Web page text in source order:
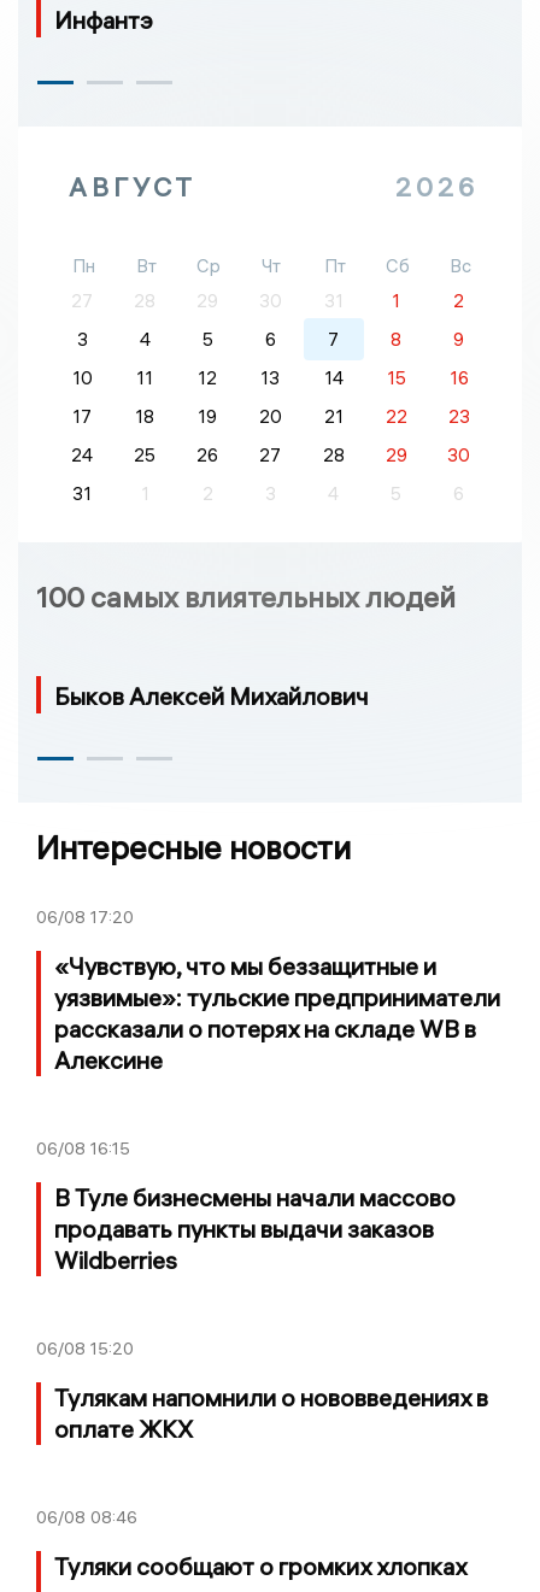
Инфантэ
АВГУСТ 2026
Пн Вт Ср Чт Пт Сб
Вс
27
28 29 30 31 1
2
3
4 5 6 7 8
9
10
11 12 13 14 15
16
17
18 19 20 21 22
23
24
25 26 27 28 29
30
31
1 2 3 4 5 6
100 самых влиятельных людей
Быков Алексей Михайлович
Интересные новости
06/08 17:20
«Чувствую, что мы беззащитные и
уязвимые»: тульские предприниматели
рассказали о потерях на складе WB в
Алексине
06/08 16:15
В Туле бизнесмены начали массово
продавать пункты выдачи заказов
Wildberries
06/08 15:20
Тулякам напомнили о нововведениях в
оплате ЖКХ
06/08 08:46
Туляки сообщают о громких хлопках